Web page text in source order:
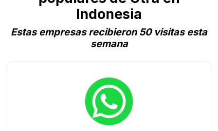
Indonesia
Estas empresas recibieron 50 visitas esta
semana